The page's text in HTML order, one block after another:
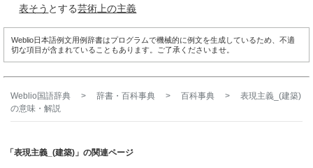
表そう とする芸術上の主義
Weblio日本語例文用例辞書はプログラムで機械的に例文を生成しているため、不適
切な項目が含まれていることもあります。ご了承くださいませ。
Weblio国語辞典 > 辞書・百科事典 > 百科事典 >
表現主義_(建築)
の意味・解説
「表現主義_(建築)」の関連ページ